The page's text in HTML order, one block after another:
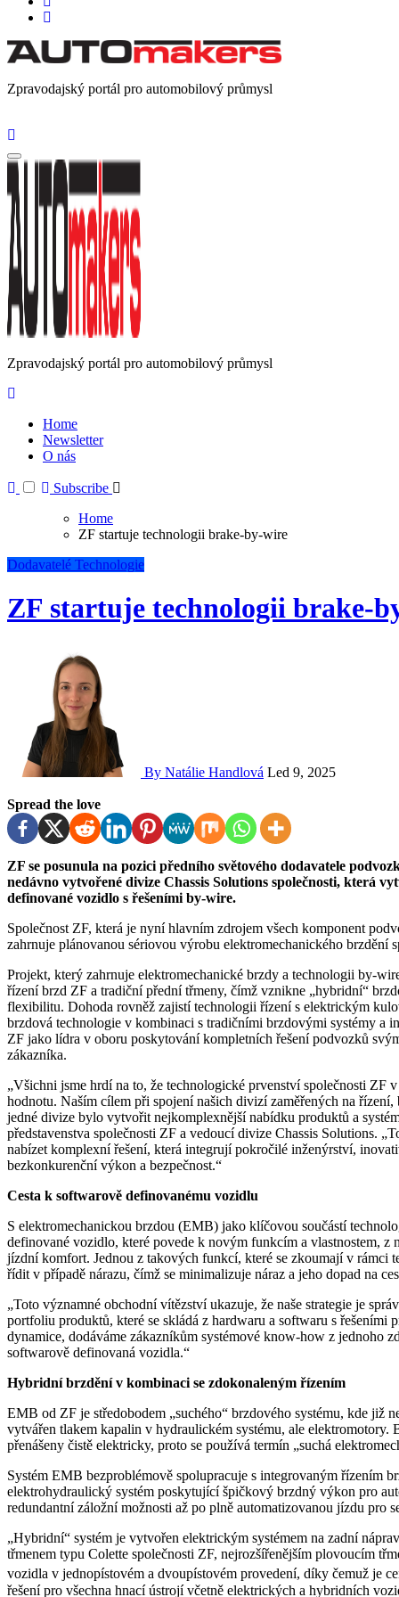
Zpravodajský portál pro automobilový průmysl
Zpravodajský portál pro automobilový průmysl
Home
Newsletter
O nás
Subscribe
Home
ZF startuje technologii brake-by-wire
Dodavatelé Technologie
ZF startuje technologii brake-
By Natálie Handlová Led 9, 2025
Spread the love
ZF se posunula na pozici předního světového dodavatele podvozkových komponent. Tento obchod podtrhuje význam
nedávno vytvořené divize Chassis Solutions společnosti, která
definované vozidlo s řešeními by-wire.
Společnost ZF, která je nyní hlavním zdrojem všech komponent podvozku ve všech regionech světa, dosáhla dohody, která
zahrnuje plánovanou sériovou výrobu elektromechanického brzdění
Projekt, který zahrnuje elektromechanické brzdy a technologii by-
řízení brzd ZF a tradiční přední třmeny, čímž vznikne „hybridní“
flexibilitu. Dohoda rovněž zajistí technologii řízení s elektrickým
brzdová technologie v kombinaci s tradičními brzdovými systémy a
ZF jako lídra v oboru poskytování kompletních řešení podvozků
zákazníka.
„Všichni jsme hrdí na to, že technologické prvenství společnosti ZF
hodnotu. Naším cílem při spojení našich divizí zaměřených na
jedné divize bylo vytvořit nejkomplexnější nabídku produktů a
představenstva společnosti ZF a vedoucí divize Chassis Solutions.
nabízet komplexní řešení, která integrují pokročilé inženýrství,
bezkonkurenční výkon a bezpečnost.“
Cesta k softwarově definovanému vozidlu
S elektromechanickou brzdou (EMB) jako klíčovou součástí
definované vozidlo, které povede k novým funkcím a vlastnostem, z
jízdní komfort. Jednou z takových funkcí, které se zkoumají v rámci
řídit v případě nárazu, čímž se minimalizuje náraz a jeho dopad na
„Toto významné obchodní vítězství ukazuje, že naše strategie je
portfoliu produktů, které se skládá z hardwaru a softwaru s
dynamice, dodáváme zákazníkům systémové know-how z jednoho
softwarově definovaná vozidla.“
Hybridní brzdění v kombinaci se zdokonaleným řízením
EMB od ZF je středobodem „suchého“ brzdového systému, kde již
vytvářen tlakem kapalin v hydraulickém systému, ale
přenášeny čistě elektricky, proto se používá termín „suchá
Systém EMB bezproblémově spolupracuje s integrovaným řízením
elektrohydraulický systém poskytující špičkový brzdný výkon pro
redundantní záložní možnosti až po plně automatizovanou jízdu pro
„Hybridní“ systém je vytvořen elektrickým systémem na zadní
třmenem typu Colette společnosti ZF, nejrozšířenějším plovoucím
vozidla v jednopístovém a dvoupístovém provedení, díky čemuž je
řešení pro všechna hnací ústrojí včetně elektrických a hybridních